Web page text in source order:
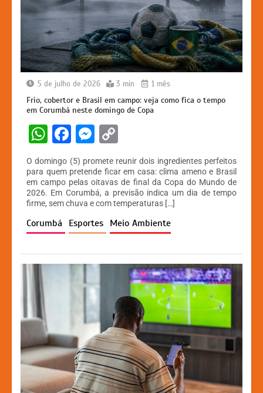
5 de julho de 2026 3 min 1 mês
Frio, cobertor e Brasil em campo: veja como fica o tempo
em Corumbá neste domingo de Copa
W
h
at
s
A
p
F
a
c
e
b
o
k
M
s
s
e
n
er
p
y
Li
n
O domingo (5) promete reunir dois ingredientes perfeitos
para quem pretende ficar em casa: clima ameno e Brasil
em campo pelas oitavas de final da Copa do Mundo de
2026. Em Corumbá, a previsão indica um dia de tempo
firme, sem chuva e com temperaturas […]
Corumbá Esportes Meio Ambiente